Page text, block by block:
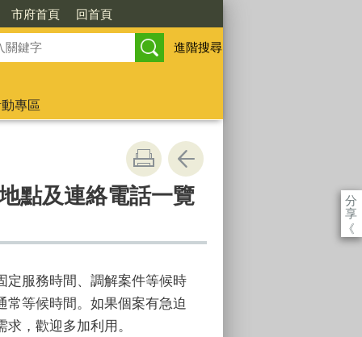
市府首頁 回首頁
進階搜尋
專區
分
享
《
點及連絡電話一覽
定服務時間、調解案件等候時
常等候時間。如果個案有急迫
，歡迎多加利用。